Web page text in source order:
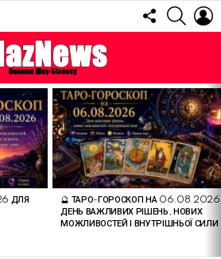
FOLLOW
US
ДЛЯ
🔮 ТАРО-ГОРОСКОП НА
ДЕНЬ ВАЖЛИВИХ РІШЕНЬ, НОВИХ
МОЖЛИВОСТЕЙ І ВНУТРІШНЬОЇ СИЛИ